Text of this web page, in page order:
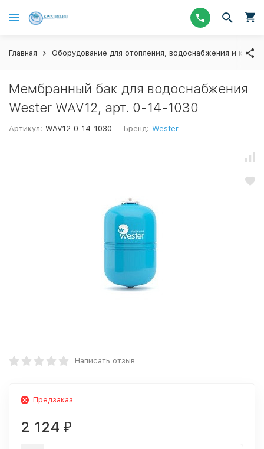
Главная Оборудование для отопления, водоснабжения и
Мембранный бак для водоснабжения
Wester WAV12, арт. 0-14-1030
Артикул: WAV12_0-14-1030 Бренд: Wester
Написать отзыв
Предзаказ
2 124 ₽